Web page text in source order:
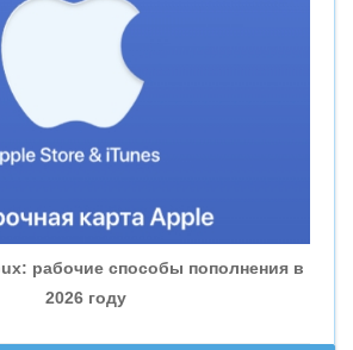
рабочие способы пополнения в
2026 году